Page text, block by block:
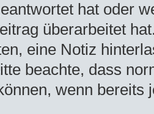
hat oder
überarbeitet
eine Notiz
beachte, dass
wenn